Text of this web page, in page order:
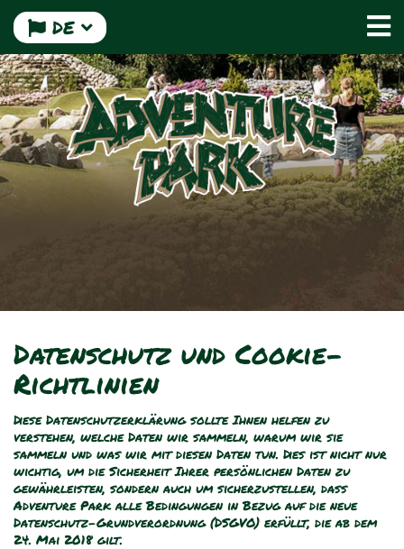
DE
Datenschutz und Cookie-
Richtlinien
Diese Datenschutzerklärung sollte Ihnen helfen zu
verstehen, welche Daten wir sammeln, warum wir sie
sammeln und was wir mit diesen Daten tun. Dies ist nicht nur
wichtig, um die Sicherheit Ihrer persönlichen Daten zu
gewährleisten, sondern auch um sicherzustellen, dass
Adventure Park alle Bedingungen in Bezug auf die neue
Datenschutz-Grundverordnung (DSGVO) erfüllt, die ab dem
24. Mai 2018 gilt.